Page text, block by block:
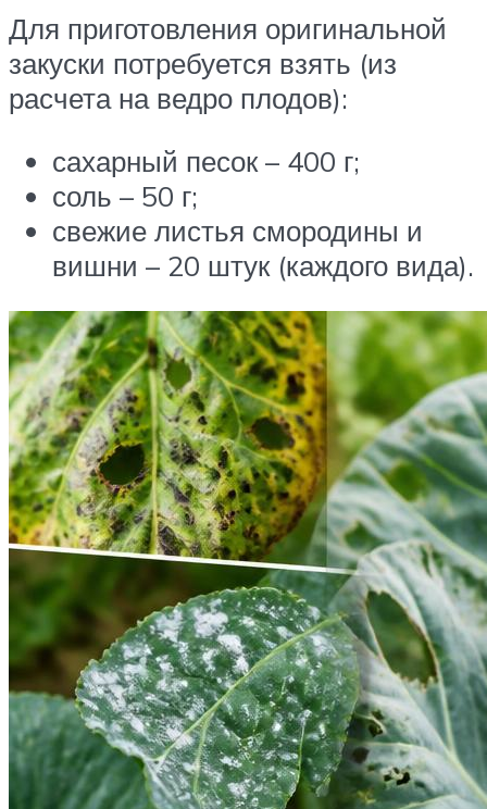
Для приготовления оригинальной
закуски потребуется взять (из
расчета на ведро плодов):
сахарный песок – 400 г;
соль – 50 г;
свежие листья смородины и
вишни – 20 штук (каждого вида).